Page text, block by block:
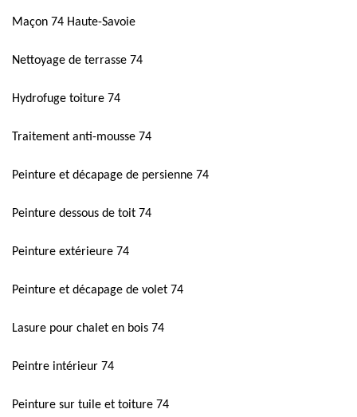
Maçon 74 Haute-Savoie
Nettoyage de terrasse 74
Hydrofuge toiture 74
Traitement anti-mousse 74
Peinture et décapage de persienne 74
Peinture dessous de toit 74
Peinture extérieure 74
Peinture et décapage de volet 74
Lasure pour chalet en bois 74
Peintre intérieur 74
Peinture sur tuile et toiture 74